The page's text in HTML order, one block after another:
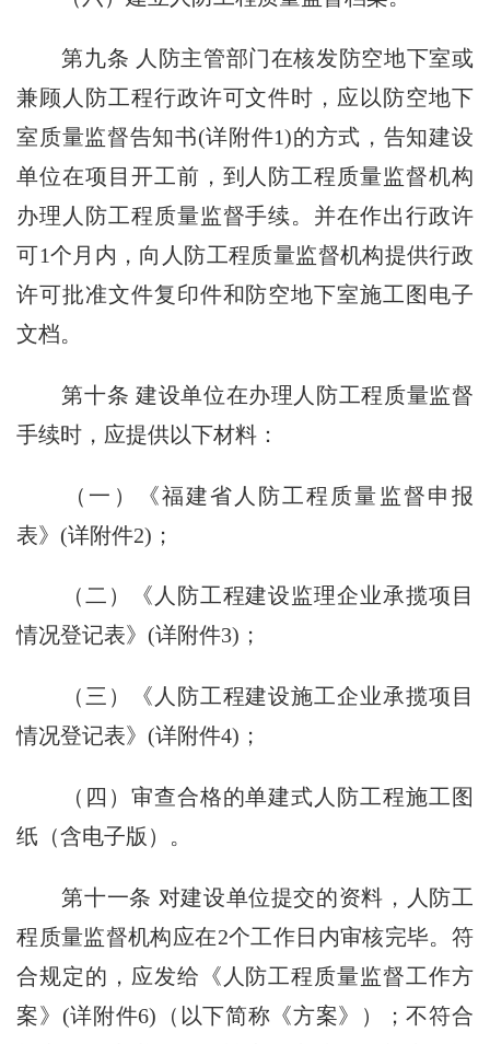
第九条 人防主管部门在核发防空地下室或
兼顾人防工程行政许可文件时，应以防空地下
室质量监督告知书(详附件1)的方式，告知建设
单位在项目开工前，到人防工程质量监督机构
办理人防工程质量监督手续。并在作出行政许
可1个月内，向人防工程质量监督机构提供行政
许可批准文件复印件和防空地下室施工图电子
文档。
第十条 建设单位在办理人防工程质量监督
手续时，应提供以下材料：
（一）《福建省人防工程质量监督申报
表》(详附件2)；
（二）《人防工程建设监理企业承揽项目
情况登记表》(详附件3)；
（三）《人防工程建设施工企业承揽项目
情况登记表》(详附件4)；
（四）审查合格的单建式人防工程施工图
纸（含电子版）。
第十一条 对建设单位提交的资料，人防工
程质量监督机构应在2个工作日内审核完毕。符
合规定的，应发给《人防工程质量监督工作方
案》(详附件6)（以下简称《方案》）；不符合